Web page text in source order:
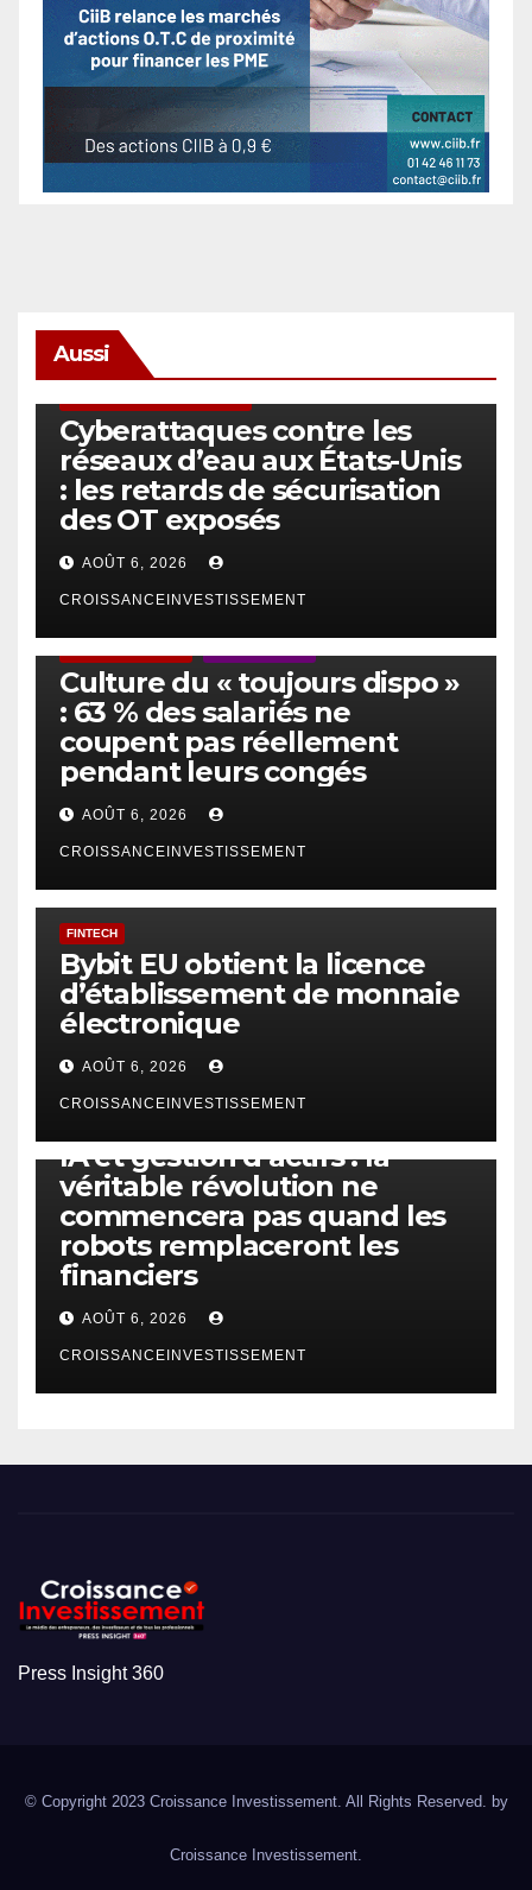
Aussi
Cyberattaques contre les
réseaux d’eau aux États-Unis
: les retards de sécurisation
des OT exposés
AOÛT 6, 2026
CROISSANCEINVESTISSEMENT
Culture du « toujours dispo »
: 63 % des salariés ne
coupent pas réellement
pendant leurs congés
AOÛT 6, 2026
CROISSANCEINVESTISSEMENT
FINTECH
Bybit EU obtient la licence
d’établissement de monnaie
électronique
AOÛT 6, 2026
CROISSANCEINVESTISSEMENT
IA et gestion d’actifs : la
véritable révolution ne
commencera pas quand les
robots remplaceront les
financiers
AOÛT 6, 2026
CROISSANCEINVESTISSEMENT
Press Insight 360
© Copyright 2023 Croissance Investissement. All Rights Reserved. by
Croissance Investissement.